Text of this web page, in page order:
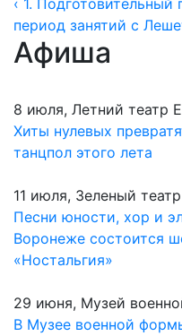
‹ 1. Подготовительный
период занятий с
Афиша
8 июля, Летний театр
Хиты нулевых
танцпол этого лета
11 июля, Зеленый
Песни юности, хор и
Воронеже состоится
«Ностальгия»
29 июня, Музей
В Музее военной